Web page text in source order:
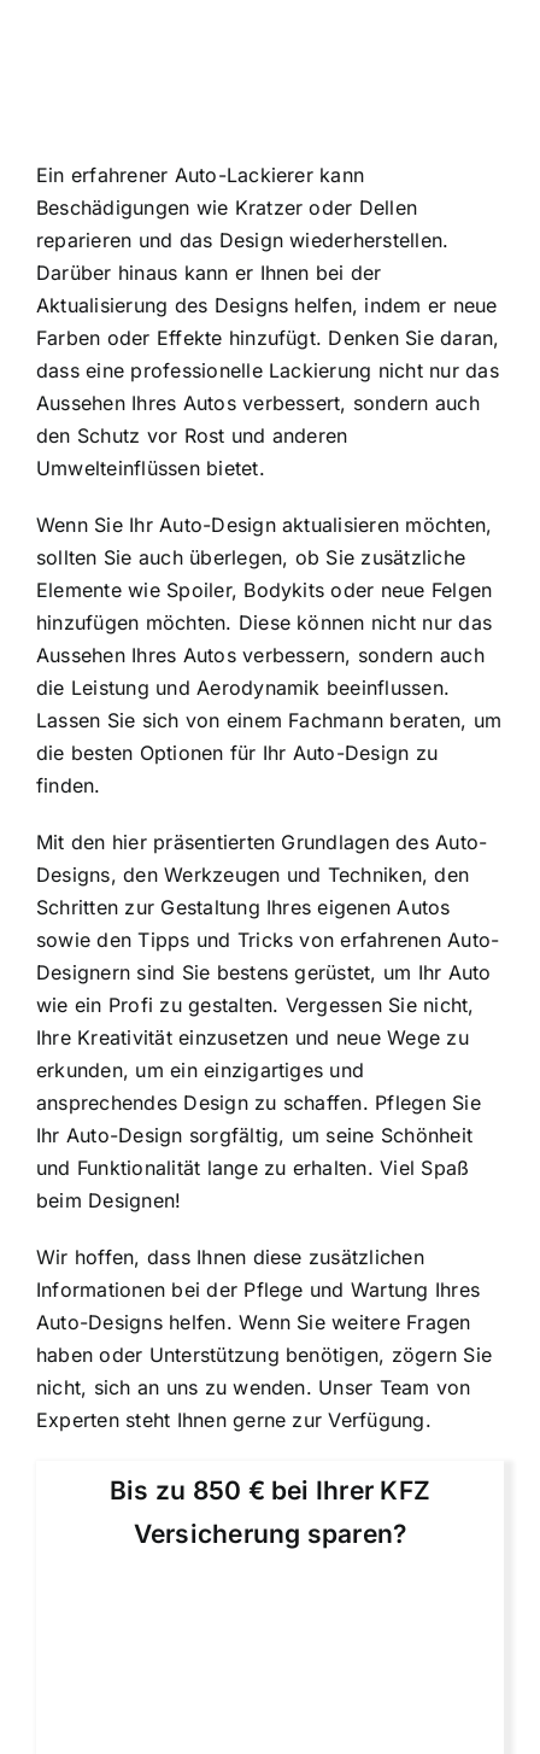
Ein erfahrener Auto-Lackierer kann
Beschädigungen wie Kratzer oder Dellen
reparieren und das Design wiederherstellen.
Darüber hinaus kann er Ihnen bei der
Aktualisierung des Designs helfen, indem er neue
Farben oder Effekte hinzufügt. Denken Sie daran,
dass eine professionelle Lackierung nicht nur das
Aussehen Ihres Autos verbessert, sondern auch
den Schutz vor Rost und anderen
Umwelteinflüssen bietet.
Wenn Sie Ihr Auto-Design aktualisieren möchten,
sollten Sie auch überlegen, ob Sie zusätzliche
Elemente wie Spoiler, Bodykits oder neue Felgen
hinzufügen möchten. Diese können nicht nur das
Aussehen Ihres Autos verbessern, sondern auch
die Leistung und Aerodynamik beeinflussen.
Lassen Sie sich von einem Fachmann beraten, um
die besten Optionen für Ihr Auto-Design zu
finden.
Mit den hier präsentierten Grundlagen des Auto-
Designs, den Werkzeugen und Techniken, den
Schritten zur Gestaltung Ihres eigenen Autos
sowie den Tipps und Tricks von erfahrenen Auto-
Designern sind Sie bestens gerüstet, um Ihr Auto
wie ein Profi zu gestalten. Vergessen Sie nicht,
Ihre Kreativität einzusetzen und neue Wege zu
erkunden, um ein einzigartiges und
ansprechendes Design zu schaffen. Pflegen Sie
Ihr Auto-Design sorgfältig, um seine Schönheit
und Funktionalität lange zu erhalten. Viel Spaß
beim Designen!
Wir hoffen, dass Ihnen diese zusätzlichen
Informationen bei der Pflege und Wartung Ihres
Auto-Designs helfen. Wenn Sie weitere Fragen
haben oder Unterstützung benötigen, zögern Sie
nicht, sich an uns zu wenden. Unser Team von
Experten steht Ihnen gerne zur Verfügung.
Bis zu 850 € bei Ihrer KFZ
Versicherung sparen?